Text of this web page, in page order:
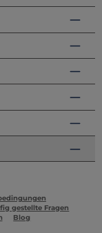
gestellte Fragen
Blog